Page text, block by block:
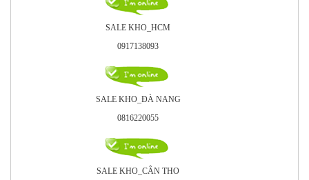
SALE KHO_HCM
0917138093
SALE KHO_ÐÀ NANG
0816220055
SALE KHO_CÂN THO